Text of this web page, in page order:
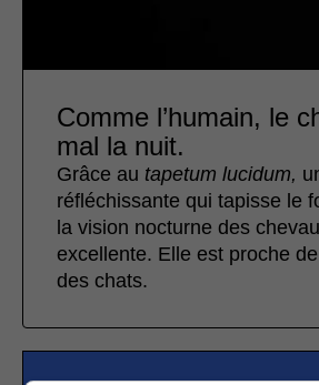
Comme l’humain, le
mal la nuit.
Grâce au tapetum lucidum,
réfléchissante qui tapisse le
la vision nocturne des
excellente. Elle est proche
des chats.